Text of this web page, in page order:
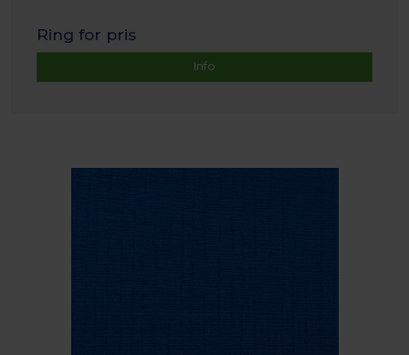
Ring for pris
Info